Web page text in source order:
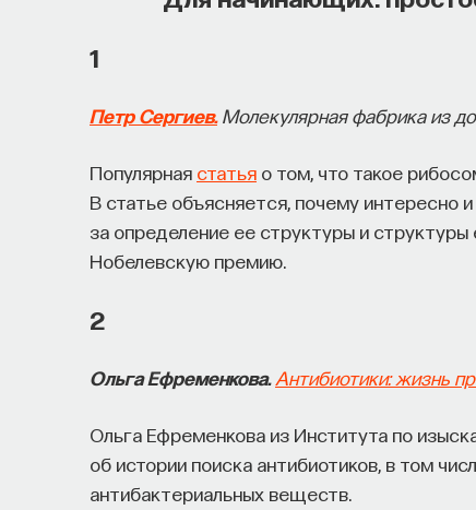
1
Петр Сергиев.Молекулярная фабрика из
Популярная статья о том, что такое
В статье объясняется, почему интересно
за определение ее структуры и
Нобелевскую премию.
2
Ольга Ефременкова. Антибиотики: жизнь
Ольга Ефременкова из Института по
об истории поиска антибиотиков, в том
антибактериальных веществ.